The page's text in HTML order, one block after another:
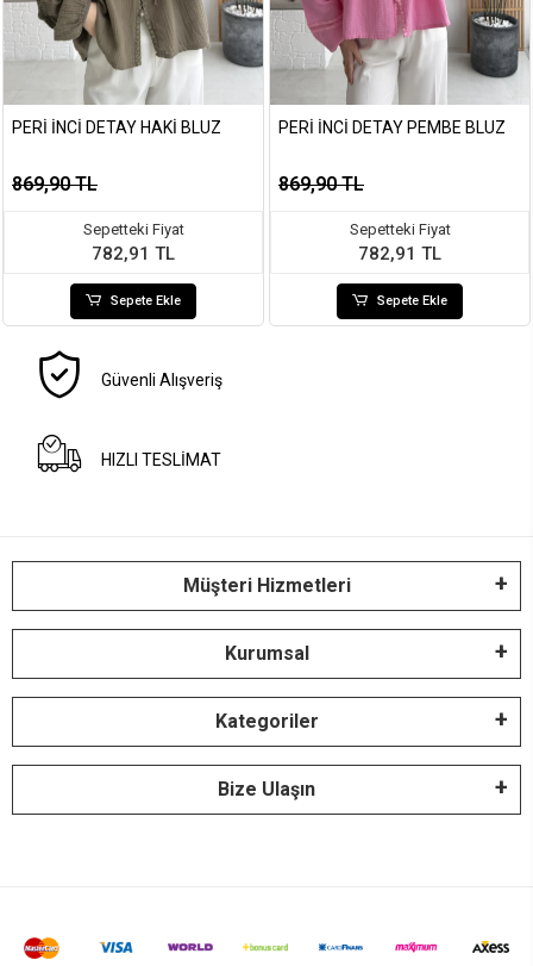
PERI İNCI DETAY HAKI BLUZ
869,90 TL
Sepetteki Fiyat
782,91 TL
Sepete Ekle
PERI İNCI DETAY PEMBE BLUZ
869,90 TL
Sepetteki Fiyat
782,91 TL
Sepete Ekle
Güvenli Alışveriş
HIZLI TESLİMAT
Müşteri Hizmetleri
Kurumsal
Kategoriler
Bize Ulaşın